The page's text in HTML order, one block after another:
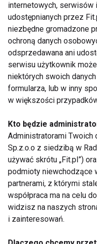
I o tym przede
Światowym Dniu
* Według badania
przez 4P research
www.zdrowie.fit.pl
STAN ZDROWIA
Stan
internetowych, serwisów
udostępnianych przez
niezbędne gromadzone
ochroną danych
odsprzedawana ani
serwisu użytkownik
niektórych swoich
formularza, lub w inny
w większości
Kto będzie
Administratorami Twoich
Sp.z.o.o z siedzibą w
używać skrótu „Fit.pl”)
podmioty niewchodzące
partnerami, z którymi
współpraca ma na celu
widzisz na naszych
i zainteresowań.